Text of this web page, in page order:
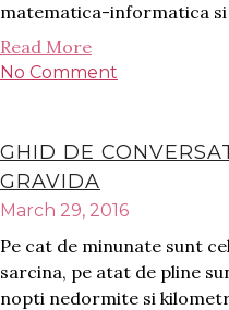
matematica-informatica si
Read More
No Comment
GHID DE
GRAVIDA
March 29, 2016
Pe cat de minunate sunt
sarcina, pe atat de pline
nopti nedormite si